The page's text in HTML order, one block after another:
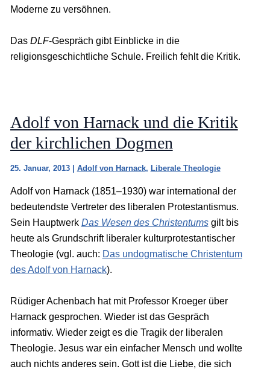
Moderne zu versöhnen.
Das DLF-Gespräch gibt Einblicke in die
religionsgeschichtliche Schule. Freilich fehlt die Kritik.
Adolf von Harnack und die Kritik
der kirchlichen Dogmen
25. Januar, 2013 Adolf von Harnack, Liberale Theologie
Adolf von Harnack (1851–1930) war international der
bedeutendste Vertreter des liberalen Protestantismus.
Sein Hauptwerk Das Wesen des Christentumsgilt bis
heute als Grundschrift liberaler kulturprotestantischer
Theologie (vgl. auch: Das undogmatische Christentum
des Adolf von Harnack).
Rüdiger Achenbach hat mit Professor Kroeger über
Harnack gesprochen. Wieder ist das Gespräch
informativ. Wieder zeigt es die Tragik der liberalen
Theologie. Jesus war ein einfacher Mensch und wollte
auch nichts anderes sein. Gott ist die Liebe, die sich